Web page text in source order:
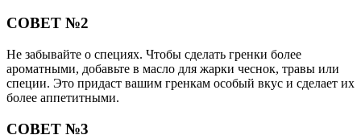
СОВЕТ №2
Не забывайте о специях. Чтобы сделать гренки более
ароматными, добавьте в масло для жарки чеснок, травы или
специи. Это придаст вашим гренкам особый вкус и сделает их
более аппетитными.
СОВЕТ №3